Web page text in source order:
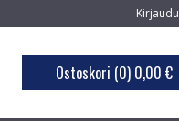
Kirjaudu
Ostoskori (0) 0,00 €